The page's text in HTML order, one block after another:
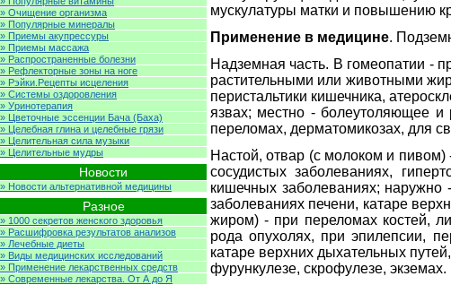
мускулатуры матки и повышению
Применение в медицине.
Надземная часть. В гомеопатии -
растительными или животными
перистальтики кишечника,
язвах; местно - болеутоляющее
переломах, дерматомикозах, для
Настой, отвар (с молоком и
сосудистых заболеваниях,
кишечных заболеваниях; наружно
заболеваниях печени, катаре
жиром) - при переломах костей,
рода опухолях, при эпилепсии,
катаре верхних дыхательных
фурункулезе, скрофулезе,
» Очищение организма
» Популярные минералы
» Приемы акупрессуры
» Приемы массажа
» Распространенные болезни
» Рефлекторные зоны на ноге
» Рэйки.Рецепты исцеления
» Системы оздоровления
» Уринотерапия
» Цветочные эссенции Бача (Баха)
» Целебная глина и целебные грязи
» Целительная сила музыки
» Целительные мудры
Новости
» Новости альтернативной медицины
Разное
» 1000 секретов женского здоровья
» Расшифровка результатов анализов
» Лечебные диеты
» Виды медицинских исследований
» Применение лекарственных средств
» Современные лекарства. От А до Я